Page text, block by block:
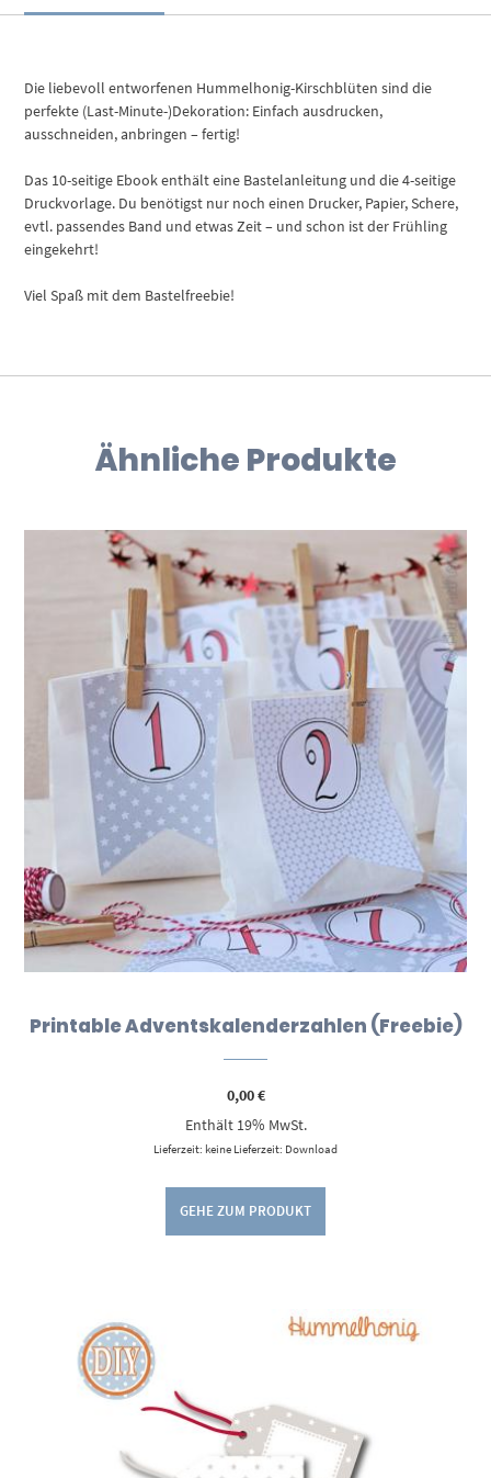
Die liebevoll entworfenen Hummelhonig-Kirschblüten sind die
perfekte (Last-Minute-)Dekoration: Einfach ausdrucken,
ausschneiden, anbringen – fertig!
Das 10-seitige Ebook enthält eine Bastelanleitung und die 4-seitige
Druckvorlage. Du benötigst nur noch einen Drucker, Papier, Schere,
evtl. passendes Band und etwas Zeit – und schon ist der Frühling
eingekehrt!
Viel Spaß mit dem Bastelfreebie!
Ähnliche Produkte
Printable Adventskalenderzahlen (Freebie)
0,00€
Enthält 19% MwSt.
Lieferzeit: keine Lieferzeit: Download
GEHE ZUM PRODUKT